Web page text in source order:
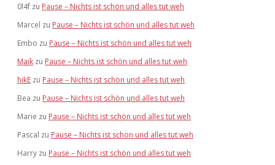
0l4f zu Pause – Nichts ist schön und alles tut weh
Marcel zu Pause – Nichts ist schön und alles tut weh
Embo zu Pause – Nichts ist schön und alles tut weh
Maik zu Pause – Nichts ist schön und alles tut weh
hikE zu Pause – Nichts ist schön und alles tut weh
Bea zu Pause – Nichts ist schön und alles tut weh
Marie zu Pause – Nichts ist schön und alles tut weh
Pascal zu Pause – Nichts ist schön und alles tut weh
Harry zu Pause – Nichts ist schön und alles tut weh